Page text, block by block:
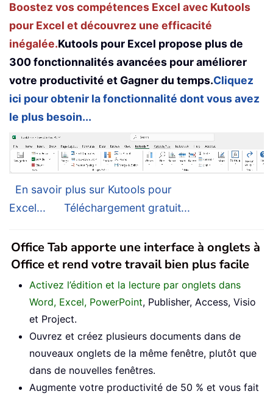
Boostez vos compétences Excel avec Kutools
pour Excel et découvrez une efficacité
inégalée.Kutools pour Excel propose plus de
300 fonctionnalités avancées pour améliorer
votre productivité et Gagner du temps.Cliquez
ici pour obtenir la fonctionnalité dont vous avez
le plus besoin...
En savoir plus sur Kutools pour
Excel...
Téléchargement gratuit...
Office Tab apporte une interface à onglets à
Office et rend votre travail bien plus facile
Activez l’édition et la lecture par onglets dans
Word, Excel, PowerPoint, Publisher, Access, Visio
et Project.
Ouvrez et créez plusieurs documents dans de
nouveaux onglets de la même fenêtre, plutôt que
dans de nouvelles fenêtres.
Augmente votre productivité de 50 % et vous fait